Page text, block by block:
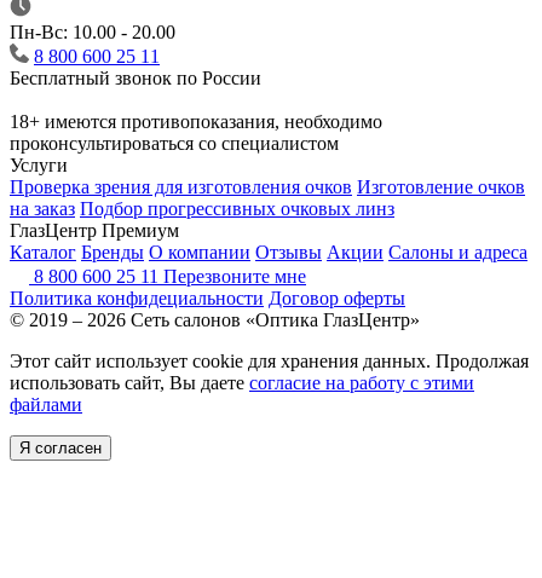
Пн-Вс: 10.00 - 20.00
8 800 600 25 11
Бесплатный звонок по России
18+ имеются противопоказания, необходимо
проконсультироваться со специалистом
Услуги
Проверка зрения для изготовления очков Изготовление очков
на заказ Подбор прогрессивных очковых линз
ГлазЦентр Премиум
Каталог Бренды О компании Отзывы Акции Салоны и адреса
8 800 600 25 11 Перезвоните мне
Политика конфидециальности Договор оферты
© 2019 – 2026 Сеть салонов «Оптика ГлазЦентр»
Этот сайт использует cookie для хранения данных. Продолжая
использовать сайт, Вы даете согласие на работу с этими
файлами
Я согласен